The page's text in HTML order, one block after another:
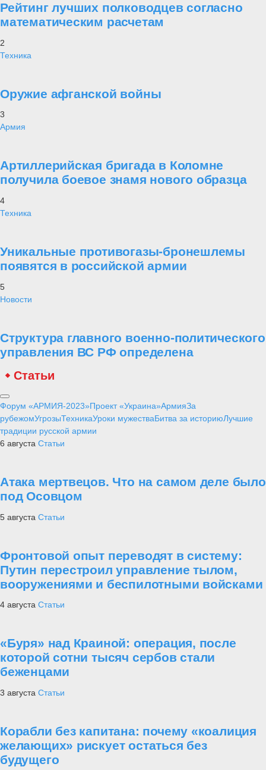
Рейтинг лучших полководцев согласно
математическим расчетам
2
Техника
Оружие афганской войны
3
Армия
Артиллерийская бригада в Коломне
получила боевое знамя нового образца
4
Техника
Уникальные противогазы-бронешлемы
появятся в российской армии
5
Новости
Структура главного военно-политического
управления ВС РФ определена
Статьи
Форум «АРМИЯ-2023»Проект «Украина»АрмияЗа
рубежомУгрозыТехникаУроки мужестваБитва за историюЛучшие
традиции русской армии
6 августа Статьи
Атака мертвецов. Что на самом деле было
под Осовцом
5 августа Статьи
Фронтовой опыт переводят в систему:
Путин перестроил управление тылом,
вооружениями и беспилотными войсками
4 августа Статьи
«Буря» над Краиной: операция, после
которой сотни тысяч сербов стали
беженцами
3 августа Статьи
Корабли без капитана: почему «коалиция
желающих» рискует остаться без
будущего